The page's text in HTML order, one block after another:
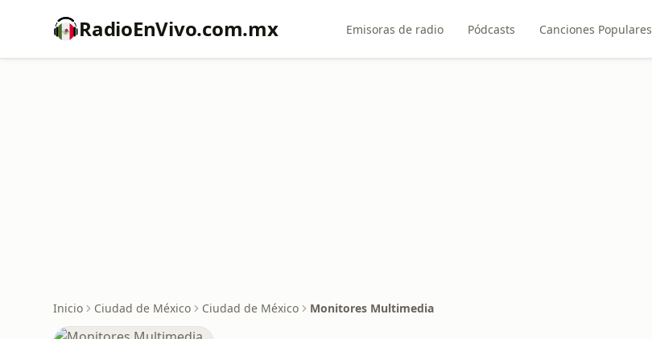
RadioEnVivo.com.mx Emisoras de radio Pódcasts Canciones Populares
Inicio Ciudad de México Ciudad de México Monitores Multimedia